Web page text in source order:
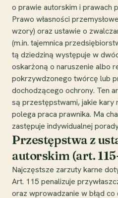
o prawie autorskim i prawach
Prawo własności
wzory) oraz ustawie o
(m.in. tajemnica
tą dziedziną występuje w
oskarżoną o naruszenie albo
pokrzywdzonego twórcę lub
dochodzącego ochrony. Ten
są przestępstwami, jakie kary
polega praca prawnika. Ma
zastępuje indywidualnej
Przestępstwa z
autorskim (art.
Najczęstsze zarzuty karne
Art. 115 penalizuje
oraz wprowadzanie w błąd